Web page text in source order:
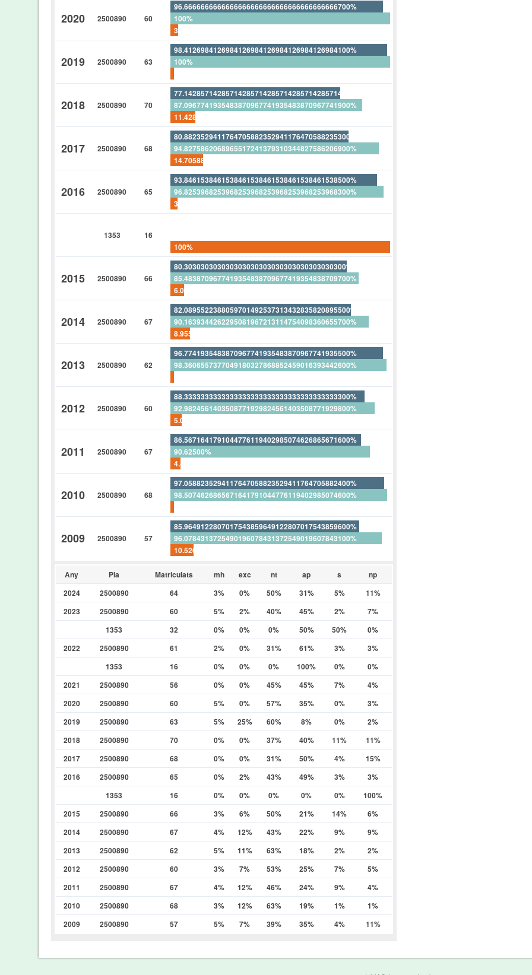
2020 2500890 60
96.6666666666666666666666666666666666666700%
100%
3.3333333333333333333333333333333333333300%
2019 2500890 63
98.4126984126984126984126984126984126984100%
100%
2018 2500890 70
77.1428571428571428571428571428571428571400%
87.0967741935483870967741935483870967741900%
11.4285714285714285714285714285714285714300%
2017 2500890 68
80.8823529411764705882352941176470588235300%
94.8275862068965517241379310344827586206900%
14.7058823529411764705882352941176470588200%
2016 2500890 65
93.8461538461538461538461538461538461538500%
96.8253968253968253968253968253968253968300%
3.0769230769230769230769230769230769230800%
1353 16
100%
2015 2500890 66
80.303030303030303030303030303030303030300%
85.4838709677419354838709677419354838709700%
6.0606060606060606060606060606060606060600%
2014 2500890 67
82.0895522388059701492537313432835820895500%
90.1639344262295081967213114754098360655700%
8.9552238805970149253731343283582089552200%
2013 2500890 62
96.7741935483870967741935483870967741935500%
98.3606557377049180327868852459016393442600%
2012 2500890 60
88.3333333333333333333333333333333333333300%
92.9824561403508771929824561403508771929800%
5.00%
2011 2500890 67
86.5671641791044776119402985074626865671600%
90.62500%
4.4776119402985074626865671641791044776100%
2010 2500890 68
97.0588235294117647058823529411764705882400%
98.5074626865671641791044776119402985074600%
2009 2500890 57
85.9649122807017543859649122807017543859600%
96.0784313725490196078431372549019607843100%
10.5263157894736842105263157894736842105300%
Any Pla Matriculats mh exc nt ap s
np
2024
2500890 64 3% 0% 50% 31% 5%
11%
2023
2500890 60 5% 2% 40% 45% 2%
7%
1353
32 0% 0% 0% 50% 50%
0%
2022
2500890 61 2% 0% 31% 61% 3%
3%
1353
16 0% 0% 0% 100% 0%
0%
2021
2500890 56 0% 0% 45% 45% 7%
4%
2020
2500890 60 5% 0% 57% 35% 0%
3%
2019
2500890 63 5% 25% 60% 8% 0%
2%
2018
2500890 70 0% 0% 37% 40% 11%
11%
2017
2500890 68 0% 0% 31% 50% 4%
15%
2016
2500890 65 0% 2% 43% 49% 3%
3%
1353
16 0% 0% 0% 0% 0%
100%
2015
2500890 66 3% 6% 50% 21% 14%
6%
2014
2500890 67 4% 12% 43% 22% 9%
9%
2013
2500890 62 5% 11% 63% 18% 2%
2%
2012
2500890 60 3% 7% 53% 25% 7%
5%
2011
2500890 67 4% 12% 46% 24% 9%
4%
2010
2500890 68 3% 12% 63% 19% 1%
1%
2009
2500890 57 5% 7% 39% 35% 4% 11%